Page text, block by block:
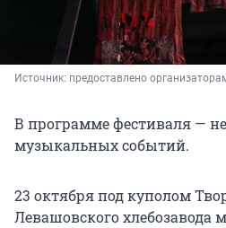
Источник: предоставлено
В программе фестиваля —
музыкальных событий.
23 октября под куполом
Левашовского хлебозавода